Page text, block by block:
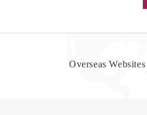
Overseas Websites